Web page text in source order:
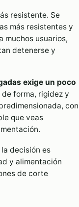
resistente. Se
más resistentes y
muchos usuarios,
detenerse y
exige un poco
de forma, rigidez y
con
que veas
decisión es
y alimentación
de corte